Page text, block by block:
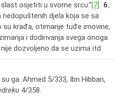
osjetiti u svome srcu.”[7]
6.
nedopuštenih djela koja se sa
krađa, otimanje tuđe imovine,
i dodirivanja svega onoga
dozvoljeno da se uzima itd.
ga: Ahmed 5/333, Ibn Hibban,
4/358.